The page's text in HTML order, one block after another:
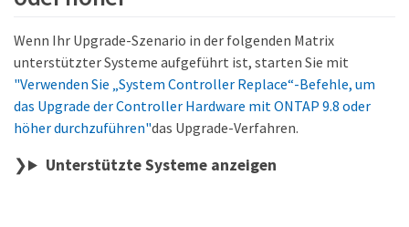
Wenn Ihr Upgrade-Szenario in der folgenden Matrix
unterstützter Systeme aufgeführt ist, starten Sie mit
"Verwenden Sie „System Controller Replace“-Befehle, um
das Upgrade der Controller Hardware mit ONTAP 9.8 oder
höher durchzuführen"das Upgrade-Verfahren.
Unterstützte Systeme anzeigen